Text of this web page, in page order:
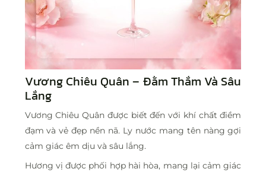
Vương Chiêu Quân – Đằm Thắm Và Sâu
Lắng
Vương Chiêu Quân được biết đến với khí chất điềm
đạm và vẻ đẹp nền nã. Ly nước mang tên nàng gợi
cảm giác êm dịu và sâu lắng.
Hương vị được phối hợp hài hòa, mang lại cảm giác